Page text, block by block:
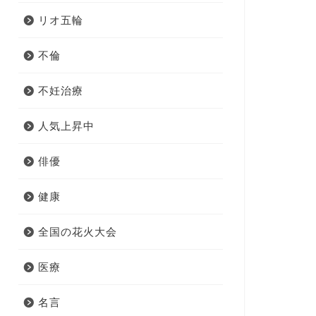
リオ五輪
不倫
不妊治療
人気上昇中
俳優
健康
全国の花火大会
医療
名言